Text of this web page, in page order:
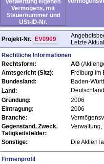
Projekt-Nr. EV0909
Letzte
Rechtliche Informationen
Rechtsform:
AG
Amtsgericht (Sitz):
Freiburg im
Bundesland:
Baden-
Land:
Gründung:
2006
Eintragung:
2006
Branche:
Gegenstand, Zweck,
Tätigkeitsfelder:
Verwaltung,
Sonstige: Die Aktien
Firmenprofil